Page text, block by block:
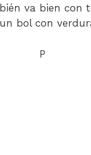
va bien con
bol con
P